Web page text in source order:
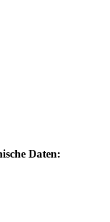
Daten: